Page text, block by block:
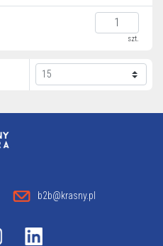
szt.
b2b@krasny.pl